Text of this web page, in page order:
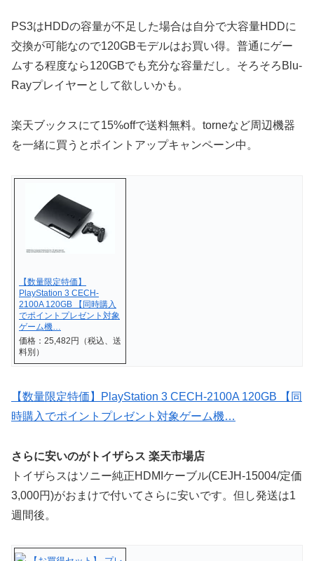
PS3はHDDの容量が不足した場合は自分で大容量HDDに
交換が可能なので120GBモデルはお買い得。普通にゲー
ムする程度なら120GBでも充分な容量だし。そろそろBlu-
Rayプレイヤーとして欲しいかも。
楽天ブックスにて15%offで送料無料。torneなど周辺機器
を一緒に買うとポイントアップキャンペーン中。
【数量限定特価】
PlayStation 3 CECH-
2100A 120GB 【同時購入
でポイントプレゼント対象
ゲーム機…
価格：25,482円（税込、送
料別）
【数量限定特価】PlayStation 3 CECH-2100A 120GB 【同
時購入でポイントプレゼント対象ゲーム機…
さらに安いのがトイザらス 楽天市場店
トイザらスはソニー純正HDMIケーブル(CEJH-15004/定価
3,000円)がおまけで付いてさらに安いです。但し発送は1
週間後。